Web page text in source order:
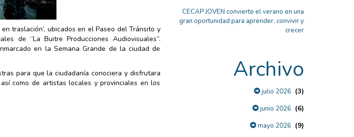
traslación’, ubicados en el Paseo del Tránsito y
de “La Buitre Producciones Audiovisuales”.
en la Semana Grande de la ciudad de
para que la ciudadanía conociera y disfrutara
como de artistas locales y provinciales en los
CECAP JOVEN convierte el verano en una
gran oportunidad para aprender, convivir y
crecer
Archivo
julio 2026 (3)
junio 2026 (6)
mayo 2026 (9)